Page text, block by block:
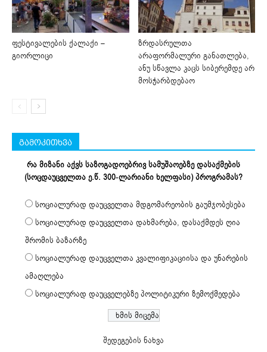
ფესტივალების ქალაქი –
გიორლიცი
ზრდასრულთა
არაფორმალური განათლება,
ანუ სწავლა კაცს სიბერემდე არ
მოსჭარბდებაო
გამოკითხვა
რა მიზანი აქვს საზოგადოებრივ სამუშაოებზე დასაქმების
(სოცდაუცველთა ე.წ. 300-ლარიანი ხელფასი) პროგრამას?
სოციალურად დაუცველთა მდგომარეობის გაუმჯობესება
სოციალურად დაუცველთა დახმარება, დასაქმდეს ღია
შრომის ბაზარზე
სოციალურად დაუცველთა კვალიფიკაციისა და უნარების
ამაღლება
სოციალურად დაუცველებზე პოლიტიკური ზემოქმედება
შედეგების ნახვა